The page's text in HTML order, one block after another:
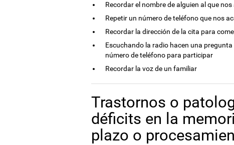
Recordar el nombre de alguien al que
Repetir un número de teléfono que nos
Recordar la dirección de la cita para
Escuchando la radio hacen una
número de teléfono para participar
Recordar la voz de un familiar
Trastornos o
déficits en la
plazo o